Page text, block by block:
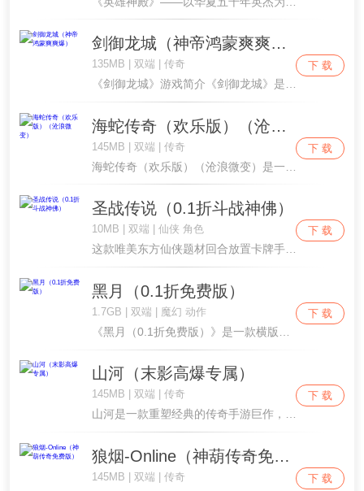
剑御龙城（神帝鸿蒙爽爽爆）
135MB | 双端 | 传奇 下 载
海蛇传奇（欢乐版）（沧浪微变）
145MB | 双端 | 传奇 下 载
圣战传说（0.1折斗战神佛）
10MB | 双端 | 仙侠 角色 下 载
黑月（0.1折免费版）
1.7GB | 双端 | 魔幻 动作 下 载
山河（末影高爆专属）
145MB | 双端 | 传奇
山河是一款重塑经典的传奇手游巨作，以其独特的魅力和海量福利，引领着玩家们踏上一场前所未有的冒险之旅。这款游戏不仅仅是对昔日经典的致敬，更是融入了创新元素，为玩家们带来耳目一新的游戏体验。【福利盛宴，全民狂欢】 踏入《山河》的广袤世界，你会发....
下 载
狼烟-Online（神葫传奇免费版）
145MB | 双端 | 传奇 下 载